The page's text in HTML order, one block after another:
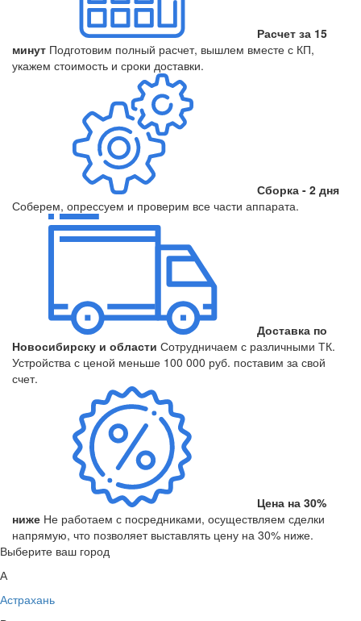
Расчет за 15
минут Подготовим полный расчет, вышлем вместе с КП,
укажем стоимость и сроки доставки.
Сборка - 2 дня
Соберем, опрессуем и проверим все части аппарата.
Доставка по
Новосибирску и области Сотрудничаем с различными ТК.
Устройства с ценой меньше 100 000 руб. поставим за свой
счет.
Цена на 30%
ниже Не работаем с посредниками, осуществляем сделки
напрямую, что позволяет выставлять цену на 30% ниже.
Выберите ваш город
А
Астрахань